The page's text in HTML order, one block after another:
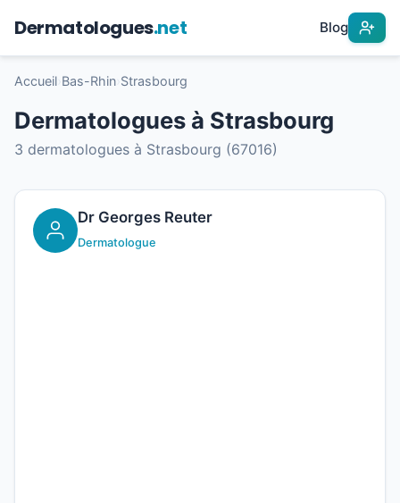
Dermatologues.net Blog
Accueil Bas-Rhin Strasbourg
Dermatologues à Strasbourg
3 dermatologues à Strasbourg (67016)
Dr Georges Reuter
Dermatologue